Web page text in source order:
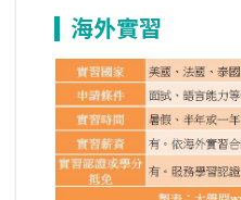
海外實習